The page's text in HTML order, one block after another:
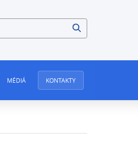
MÉDIÁ KONTAKTY